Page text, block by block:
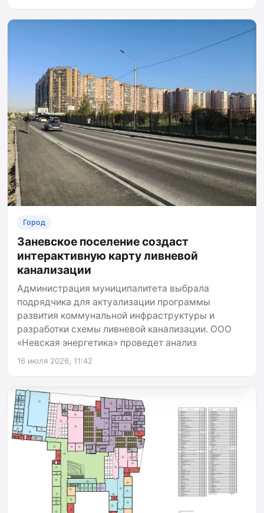
Город
Заневское поселение создаст
интерактивную карту ливневой
канализации
Администрация муниципалитета выбрала
подрядчика для актуализации программы
развития коммунальной инфраструктуры и
разработки схемы ливневой канализации. ООО
«Невская энергетика» проведет анализ
16 июля 2026, 11:42